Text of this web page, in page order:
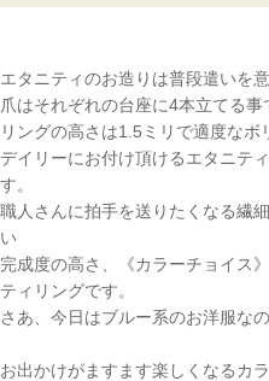
エタニティのお造りは普段遣いを
爪はそれぞれの台座に4本立てる事
リングの高さは1.5ミリで適度なボ
デイリーにお付け頂けるエタニテ
す。
職人さんに拍手を送りたくなる繊
い
完成度の高さ、《カラーチョイス
ティリングです。
さあ、今日はブルー系のお洋服な
お出かけがますます楽しくなるカ